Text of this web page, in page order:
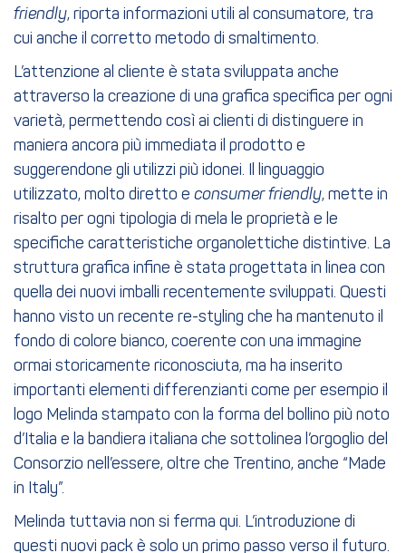
friendly, riporta informazioni utili al consumatore, tra
cui anche il corretto metodo di smaltimento.
L’attenzione al cliente è stata sviluppata anche
attraverso la creazione di una grafica specifica per ogni
varietà, permettendo così ai clienti di distinguere in
maniera ancora più immediata il prodotto e
suggerendone gli utilizzi più idonei. Il linguaggio
utilizzato, molto diretto e consumer friendly, mette in
risalto per ogni tipologia di mela le proprietà e le
specifiche caratteristiche organolettiche distintive. La
struttura grafica infine è stata progettata in linea con
quella dei nuovi imballi recentemente sviluppati. Questi
hanno visto un recente re-styling che ha mantenuto il
fondo di colore bianco, coerente con una immagine
ormai storicamente riconosciuta, ma ha inserito
importanti elementi differenzianti come per esempio il
logo Melinda stampato con la forma del bollino più noto
d’Italia e la bandiera italiana che sottolinea l’orgoglio del
Consorzio nell’essere, oltre che Trentino, anche “Made
in Italy”.
Melinda tuttavia non si ferma qui. L’introduzione di
questi nuovi pack è solo un primo passo verso il futuro.